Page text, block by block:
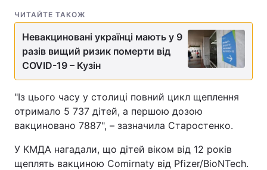
ЧИТАЙТЕ ТАКОЖ
Невакциновані українці мають у 9
разів вищий ризик померти від
COVID-19 – Кузін
"Із цього часу у столиці повний цикл щеплення
отримало 5 737 дітей, а першою дозою
вакциновано 7887", – зазначила Старостенко.
У КМДА нагадали, що дітей віком від 12 років
щеплять вакциною Comirnaty від Pfizer/BioNTech.